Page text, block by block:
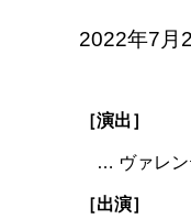
2022年7月
［演出］
… ヴァレン
［出演］